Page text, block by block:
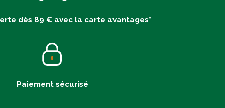
dès 89 € avec la carte avantages*
Paiement sécurisé